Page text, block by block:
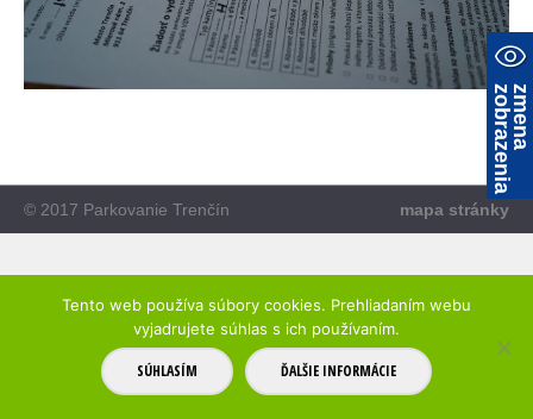
mapa stránky
© 2017 Parkovanie Trenčín
z
m
e
n
a
z
o
b
r
a
z
e
n
i
a
Tento web používa súbory cookies. Prehliadaním webu
vyjadrujete súhlas s ich používaním.
SÚHLASÍM ĎALŠIE INFORMÁCIE